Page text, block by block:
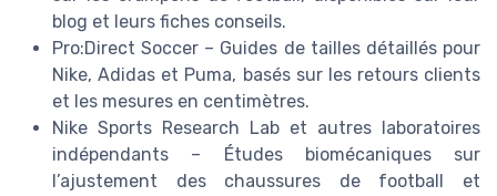
blog et leurs fiches conseils.
Pro:Direct Soccer – Guides de tailles détaillés pour
Nike, Adidas et Puma, basés sur les retours clients
et les mesures en centimètres.
Nike Sports Research Lab et autres laboratoires
indépendants – Études biomécaniques sur
l’ajustement des chaussures de football et